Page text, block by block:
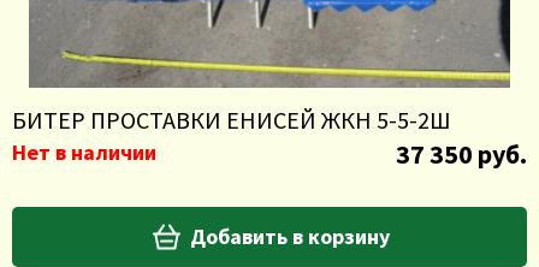
БИТЕР ПРОСТАВКИ ЕНИСЕЙ ЖКН 5-5-2Ш
Нет в наличии 37 350 руб.
Добавить в корзину